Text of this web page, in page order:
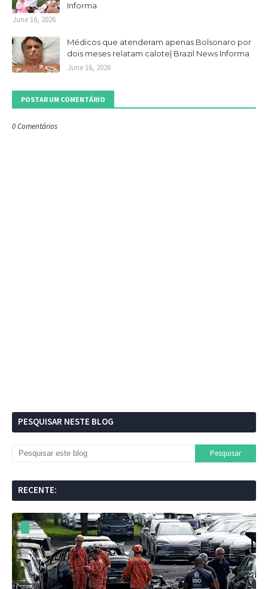
Informa
June 16, 2026
Médicos que atenderam apenas Bolsonaro por
dois meses relatam calote| Brazil News Informa
June 16, 2026
POSTAR UM COMENTÁRIO
0 Comentários
PESQUISAR NESTE BLOG
RECENTE: